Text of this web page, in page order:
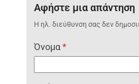
Αφήστε μια απάντηση
Η ηλ. διεύθυνση σας δεν
Όνομα*